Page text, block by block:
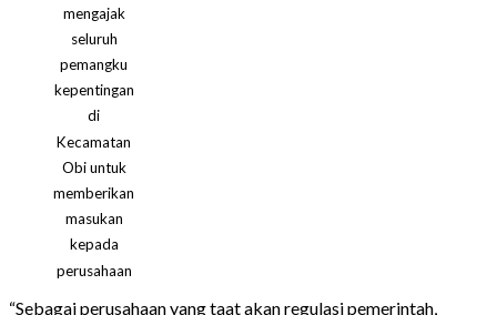
mengajak
seluruh
pemangku
kepentingan
di
Kecamatan
Obi untuk
memberikan
masukan
kepada
perusahaan
“Sebagai perusahaan yang taat akan regulasi pemerintah,